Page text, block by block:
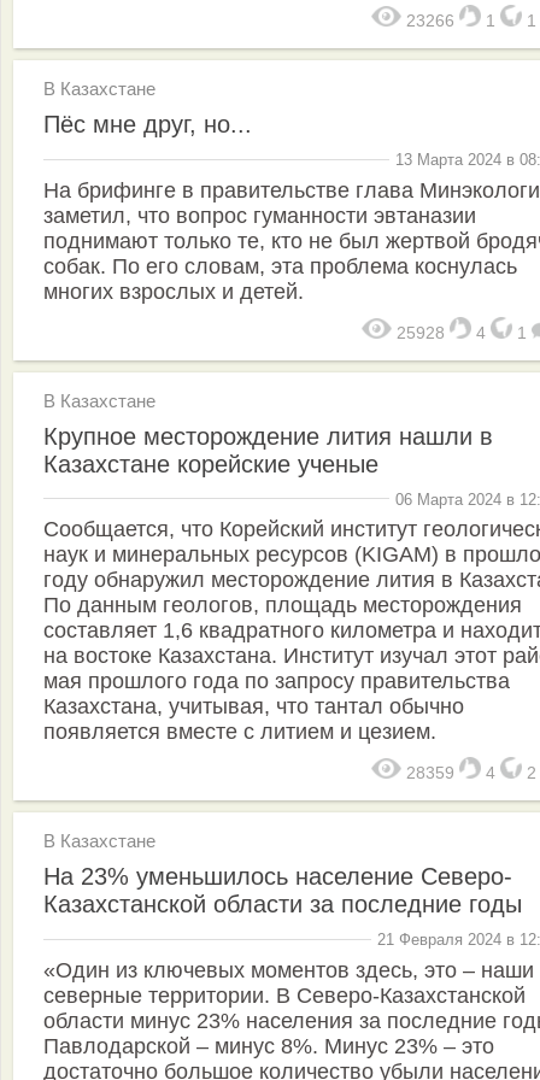
23266 1 1
В Казахстане
Пёс мне друг, но...
13 Марта 2024 в
На брифинге в правительстве глава
заметил, что вопрос гуманности эвтаназии
поднимают только те, кто не был жертвой
собак. По его словам, эта проблема коснулась
многих взрослых и детей.
25928 4 1
В Казахстане
Крупное месторождение лития нашли в
Казахстане корейские ученые
06 Марта 2024 в
Сообщается, что Корейский институт
наук и минеральных ресурсов (KIGAM) в
году обнаружил месторождение лития в
По данным геологов, площадь месторождения
составляет 1,6 квадратного километра и
на востоке Казахстана. Институт изучал этот
мая прошлого года по запросу правительства
Казахстана, учитывая, что тантал обычно
появляется вместе с литием и цезием.
28359 4 2
В Казахстане
На 23% уменьшилось население Северо-
Казахстанской области за последние годы
21 Февраля 2024 в
«Один из ключевых моментов здесь, это – наши
северные территории. В Северо-Казахстанской
области минус 23% населения за последние
Павлодарской – минус 8%. Минус 23% – это
достаточно большое количество убыли